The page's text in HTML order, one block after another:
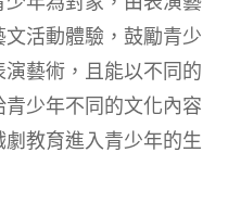
活動體驗，鼓勵青少
藝術，且能以不同的
少年不同的文化內容
教育進入青少年的生